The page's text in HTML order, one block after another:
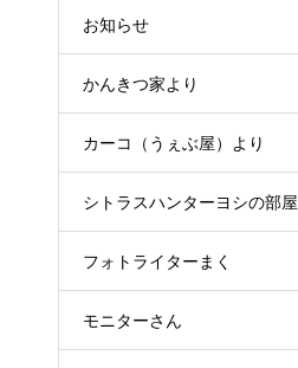
お知らせ
かんきつ家より
カーコ（うぇぶ屋）より
シトラスハンターヨシの部屋
フォトライターまく
モニターさん